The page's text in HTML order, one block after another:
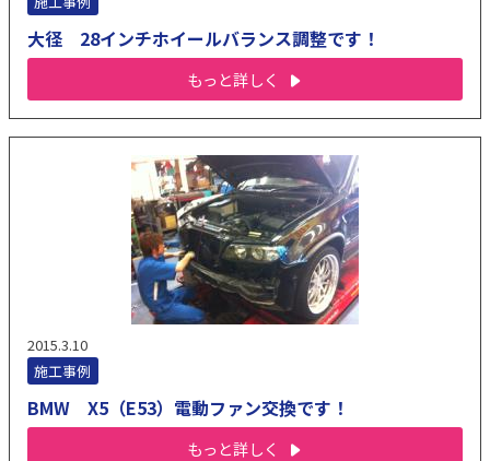
大径 28インチホイールバランス調整です！
もっと詳しく
2015.3.10
施工事例
BMW X5（E53）電動ファン交換です！
もっと詳しく